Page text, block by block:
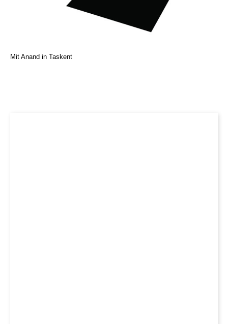
Mit Anand in Taskent